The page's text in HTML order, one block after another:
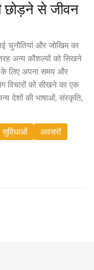
छोड़ने से जीवन
चुनौतियां और जोखिम का
अन्य कौशल्यों को सिखने
लिए अपना समय और
विचारों को सीखने का एक
देशों की भाषाओं, संस्कृति,
सुविधाओं अवसरों